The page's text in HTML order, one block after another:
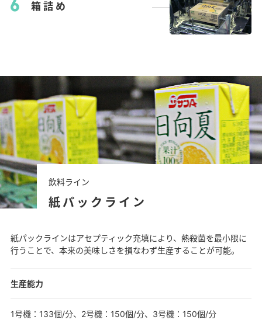
箱詰め
飲料ライン
紙パックライン
紙パックラインはアセプティック充填により、熱殺菌を最小限に
行うことで、本来の美味しさを損なわず生産することが可能。
生産能力
1号機：133個/分、2号機：150個/分、3号機：150個/分